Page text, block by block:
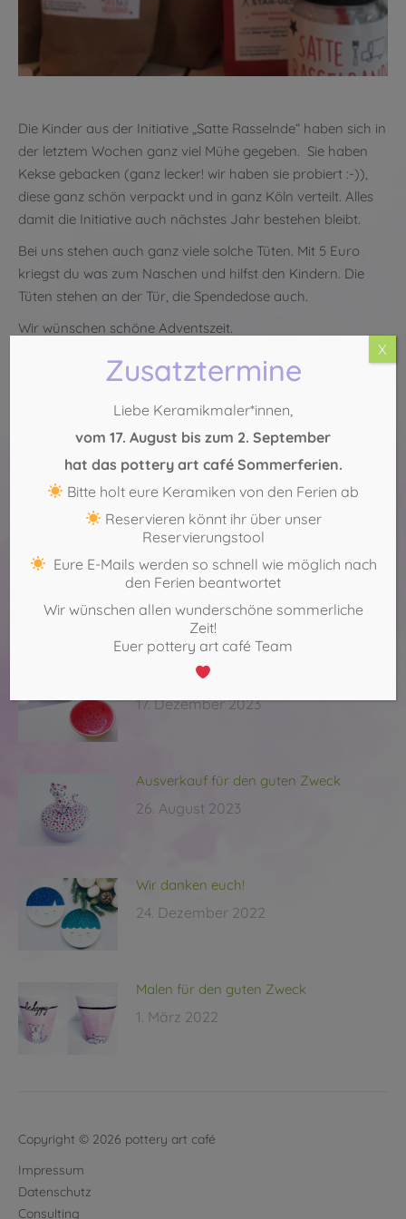
Die Kinder aus der Initiative „Satte Rasselnde“ haben sich in
der letztem Wochen ganz viel Mühe gegeben. Sie haben
Kekse gebacken (ganz lecker! wir haben sie probiert :-)),
diese ganz schön verpackt und in ganz Köln verteilt. Alles
damit die Initiative auch nächstes Jahr bestehen bleibt.
Bei uns stehen auch ganz viele solche Tüten. Mit 5 Euro
kriegst du was zum Naschen und hilfst den Kindern. Die
Tüten stehen an der Tür, die Spendedose auch.
Wir wünschen schöne Adventszeit.
Kommentarnavigation
ZURÜCK
Vorheriger
Beitrag:
Ausverkauf für den guten Zweck
NÄCHSTES
Nächster
Beitrag:
Online-Workshop am Muttertag
Spende 2024. Wir danken euch!
17. Dezember 2023
Ausverkauf für den guten Zweck
26. August 2023
Wir danken euch!
24. Dezember 2022
Malen für den guten Zweck
1. März 2022
Copyright © 2026 pottery art café
Impressum
Datenschutz
Consulting
Zusatztermine
Liebe Keramikmaler*innen,
vom 17. August bis zum 2. September
hat das pottery art café Sommerferien.
Bitte holt eure Keramiken von den Ferien ab
Reservieren könnt ihr über unser
Reservierungstool
Eure E-Mails werden so schnell wie möglich nach
den Ferien beantwortet
Wir wünschen allen wunderschöne sommerliche
Zeit!
Euer pottery art café Team
X